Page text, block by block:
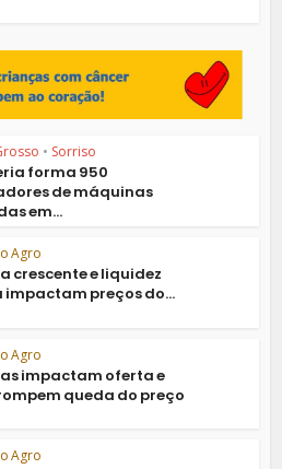
• Sorriso
forma 950
de máquinas
em...
Agro
crescente e liquidez
preços do...
Agro
impactam oferta e
queda do preço
Agro